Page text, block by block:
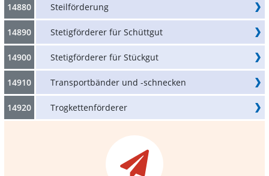
14880 Steilförderung
14890 Stetigförderer für Schüttgut
14900 Stetigförderer für Stückgut
14910 Transportbänder und -schnecken
14920 Trogkettenförderer